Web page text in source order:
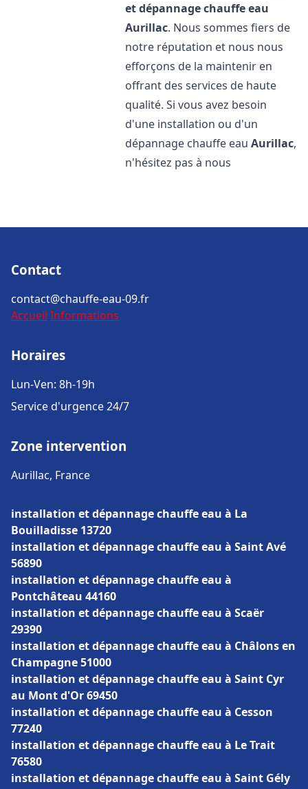
et dépannage chauffe eau
Aurillac. Nous sommes fiers de
notre réputation et nous nous
efforçons de la maintenir en
offrant des services de haute
qualité. Si vous avez besoin
d'une installation ou d'un
dépannage chauffe eauAurillac,
n'hésitez pas à nous
Contact
contact@chauffe-eau-09.fr
Accueil Informations
Horaires
Lun-Ven: 8h-19h
Service d'urgence 24/7
Zone intervention
Aurillac, France
installation et dépannage chauffe eau à La
Bouilladisse 13720
installation et dépannage chauffe eau à Saint Avé
56890
installation et dépannage chauffe eau à
Pontchâteau 44160
installation et dépannage chauffe eau à Scaër
29390
installation et dépannage chauffe eau à Châlons en
Champagne 51000
installation et dépannage chauffe eau à Saint Cyr
au Mont d'Or 69450
installation et dépannage chauffe eau à Cesson
77240
installation et dépannage chauffe eau à Le Trait
76580
installation et dépannage chauffe eau à Saint Gély